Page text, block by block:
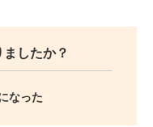
したか？
なった